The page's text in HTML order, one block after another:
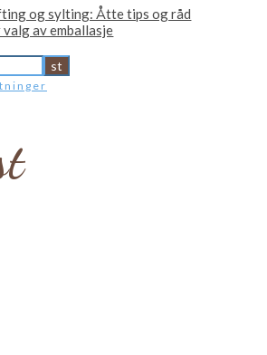
og sylting: Åtte tips og råd
av emballasje